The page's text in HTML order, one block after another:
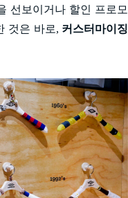
선보이거나 할인 프로모
것은 바로, 커스터마이징